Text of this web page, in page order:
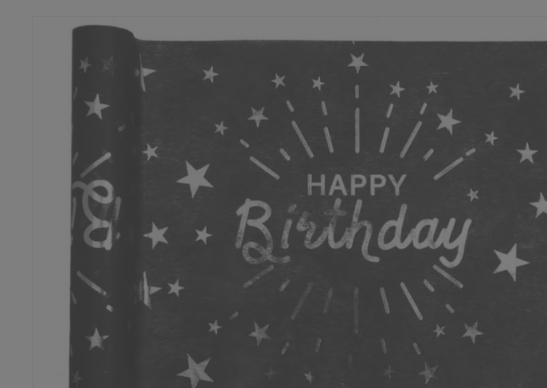
trwale niedostępny Dostępność: trwale